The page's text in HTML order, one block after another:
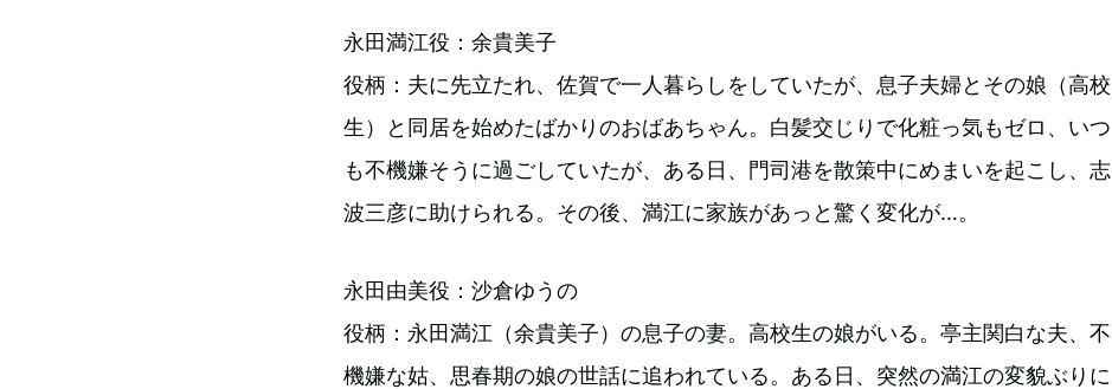
永田満江役：余貴美子
役柄：夫に先立たれ、佐賀で一人暮らしをしていたが、息子夫婦とその娘（高校
生）と同居を始めたばかりのおばあちゃん。白髪交じりで化粧っ気もゼロ、いつ
も不機嫌そうに過ごしていたが、ある日、門司港を散策中にめまいを起こし、志
波三彦に助けられる。その後、満江に家族があっと驚く変化が…。
永田由美役：沙倉ゆうの
役柄：永田満江（余貴美子）の息子の妻。高校生の娘がいる。亭主関白な夫、不
機嫌な姑、思春期の娘の世話に追われている。ある日、突然の満江の変貌ぶりに